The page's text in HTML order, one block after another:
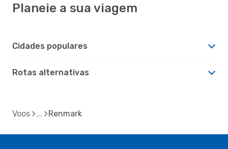
Planeie a sua viagem
Cidades populares
Rotas alternativas
Voos Renmark